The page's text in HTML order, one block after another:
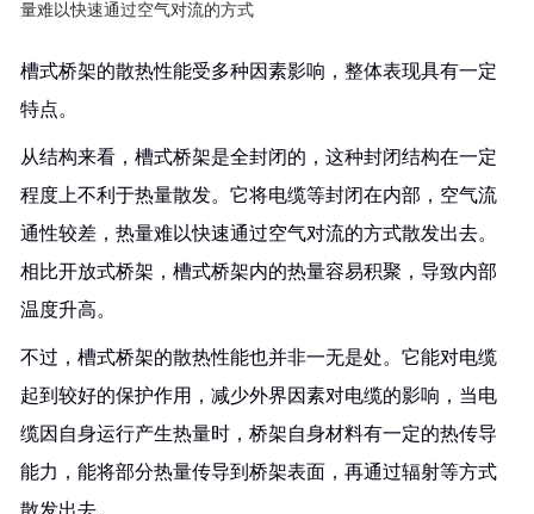
量难以快速通过空气对流的方式
槽式桥架的散热性能受多种因素影响，整体表现具有一定
特点。
从结构来看，槽式桥架是全封闭的，这种封闭结构在一定
程度上不利于热量散发。它将电缆等封闭在内部，空气流
通性较差，热量难以快速通过空气对流的方式散发出去。
相比开放式桥架，槽式桥架内的热量容易积聚，导致内部
温度升高。
不过，槽式桥架的散热性能也并非一无是处。它能对电缆
起到较好的保护作用，减少外界因素对电缆的影响，当电
缆因自身运行产生热量时，桥架自身材料有一定的热传导
能力，能将部分热量传导到桥架表面，再通过辐射等方式
散发出去。